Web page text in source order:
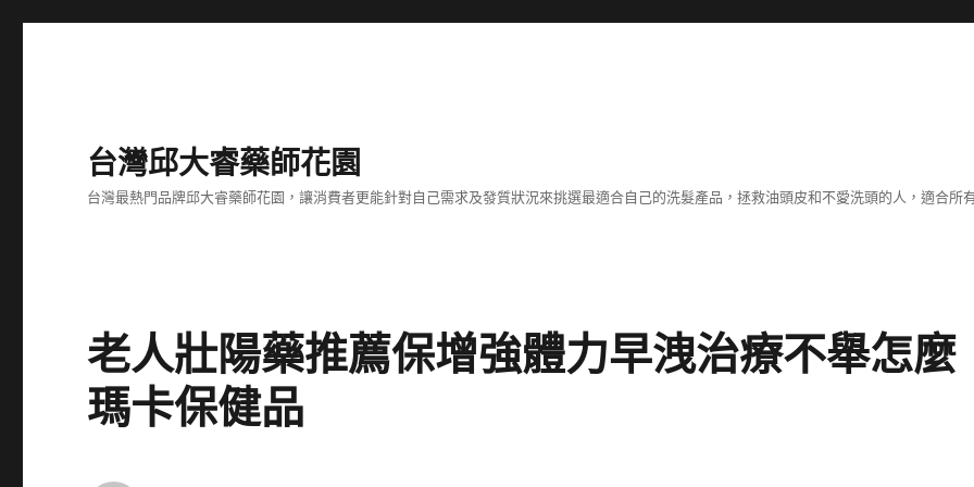
台灣邱大睿藥師花園
台灣最熱門品牌邱大睿藥師花園，讓消費者更能針對自己需求及發質狀況來挑選最適合自己的洗髮產品，拯救油頭皮和不愛洗頭的人，適合所
老人壯陽藥推薦保增強體力早洩治療不舉怎麼
瑪卡保健品